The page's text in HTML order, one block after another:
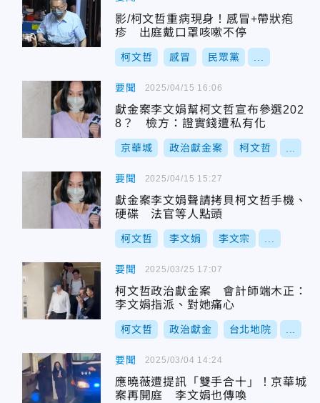
影/柯文哲重病現身！感冒+帶狀疱
疹 出庭戴口罩咳嗽不停
柯文哲 感冒 民眾黨
要聞
獻金案李文娟幫柯文哲宣布參選202
8？ 檢方：證實錢遭私有化
京華城 政治獻金案 柯文哲
2025/04/15 16:06
要聞
獻金案李文娟聲請拷貝柯文哲手機、
硬碟 法官等人點頭
柯文哲 李文娟 李文宗
2025/04/15 15:27
要聞
柯文哲政治獻金案 會計師端木正：
李文娟指派、對她痛心
柯文哲 政治獻金 台北地院
2025/03/25 17:07
要聞
應曉薇遭提訊「雙手合十」！京華城
案再開庭 李文娟也傳喚
2025/03/04 14:24